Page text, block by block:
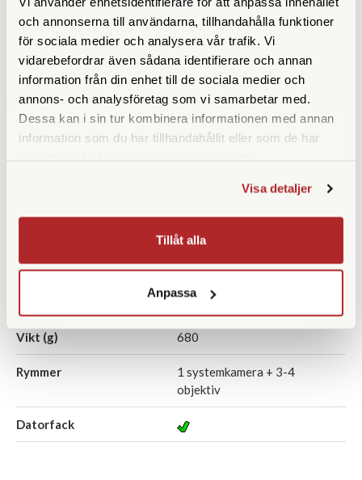
och annonserna till användarna, tillhandahålla funktioner
för sociala medier och analysera vår trafik. Vi
vidarebefordrar även sådana identifierare och annan
information från din enhet till de sociala medier och
annons- och analysföretag som vi samarbetar med.
Dessa kan i sin tur kombinera informationen med annan
information som du har tillhandahållit eller som de har
Visa detaljer
Tillåt alla
Anpassa
Peak Design Everyday Sling
10L V2 Eclipse (BEDS-10-
Finns i lager
1.990 SEK
Peak Design Everyday Sling
10L V2 Ocean (BEDS-10-
DS-3)
Finns i lager
1.990 SEK
Yttermått (cm) 42 x 25 x 14
31,5 x 25,5 x 10,2
Vikt (g) 680
Rymmer
1 systemkamera + 3-4
objektiv
Datorfack